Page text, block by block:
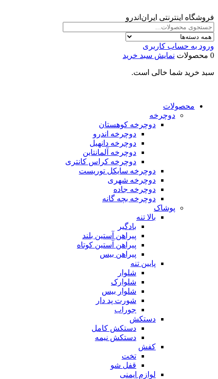
فروشگاه اینترنتی ایران‌اندرو
ورود به حساب کاربری
0 محصولات
نمایش سبد خرید
سبد خرید شما خالی است.
محصولات
دوچرخه
دوچرخه کوهستان
دوچرخه اندرو
دوچرخه دانهیل
دوچرخه آلمانتاین
دوچرخه کراس کانتری
دوچرخه سایکل توریست
دوچرخه شهری
دوچرخه جاده
دوچرخه بچه گانه
پوشاک
بالا تنه
بادگیر
پیراهن آستین بلند
پیراهن آستین کوتاه
پیراهن بیس
پایین تنه
شلوار
شلوارک
شلوار بیس
شورت پد دار
جوراب
دستکش
دستکش کامل
دستکش نیمه
کفش
تخت
قفل شو
لوازم ایمنی